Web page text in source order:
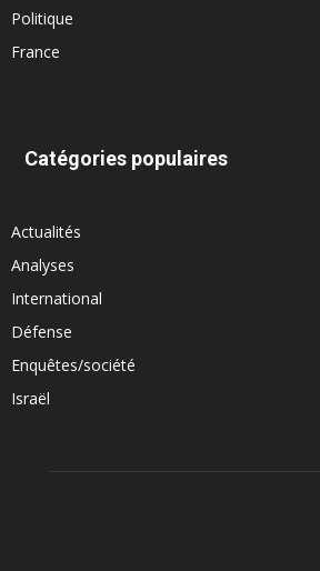
Politique
France
Catégories populaires
Actualités
Analyses
International
Défense
Enquêtes/société
Israël